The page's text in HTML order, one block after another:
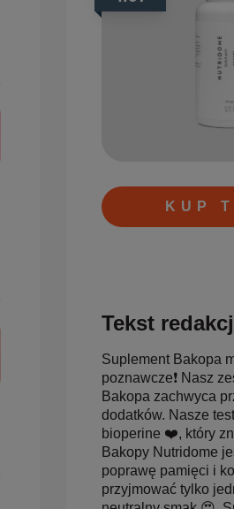
KUP
Tekst
Suplement Bakopa
poznawcze❗ Nasz
Bakopa zachwyca
dodatków. Nasze
bioperine ❤️, który
Bakopy Nutridome
poprawę pamięci i
przyjmować tylko